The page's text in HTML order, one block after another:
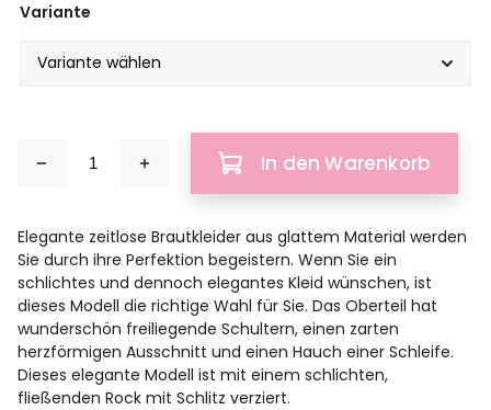
Variante
In den Warenkorb
Elegante zeitlose Brautkleider aus glattem Material werden
Sie durch ihre Perfektion begeistern. Wenn Sie ein
schlichtes und dennoch elegantes Kleid wünschen, ist
dieses Modell die richtige Wahl für Sie. Das Oberteil hat
wunderschön freiliegende Schultern, einen zarten
herzförmigen Ausschnitt und einen Hauch einer Schleife.
Dieses elegante Modell ist mit einem schlichten,
fließenden Rock mit Schlitz verziert.